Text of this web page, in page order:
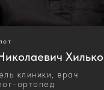
Хилько
клиники, врач
ортопед